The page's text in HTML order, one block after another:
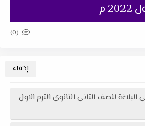
م
(0)
البلاغة للصف الثانى الثانوى الترم الاول